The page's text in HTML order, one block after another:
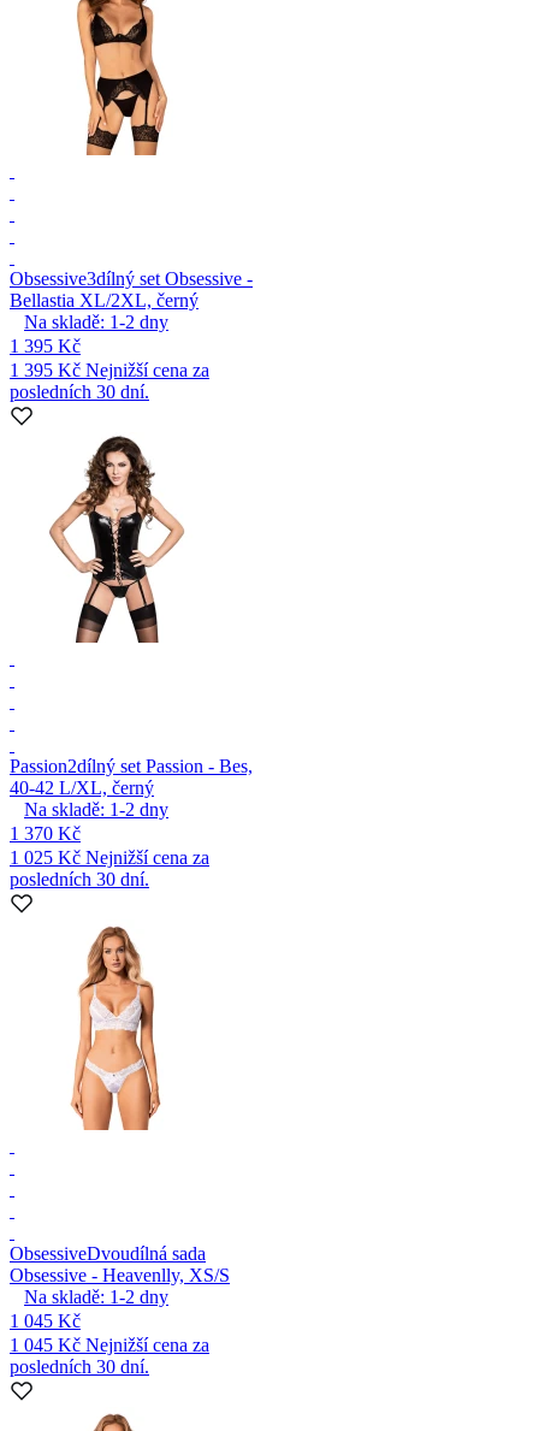
Obsessive3dílný set Obsessive -
Bellastia XL/2XL, černý
Na skladě: 1-2 dny
1 395 Kč
1 395 Kč Nejnižší cena za
posledních 30 dní.
Passion2dílný set Passion - Bes,
40-42 L/XL, černý
Na skladě: 1-2 dny
1 370 Kč
1 025 Kč Nejnižší cena za
posledních 30 dní.
ObsessiveDvoudílná sada
Obsessive - Heavenlly, XS/S
Na skladě: 1-2 dny
1 045 Kč
1 045 Kč Nejnižší cena za
posledních 30 dní.